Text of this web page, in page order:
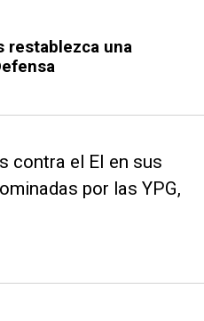
restablezca una
contra el EI en sus
por las YPG,